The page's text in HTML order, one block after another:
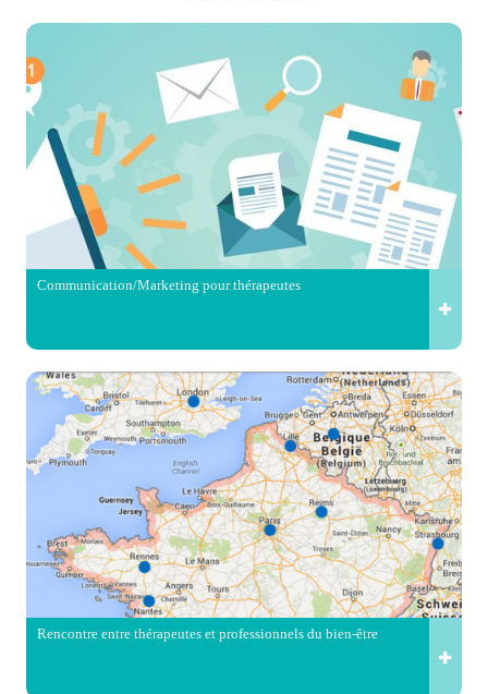
Communication/Marketing pour thérapeutes
Rencontre entre thérapeutes et professionnels du bien-être